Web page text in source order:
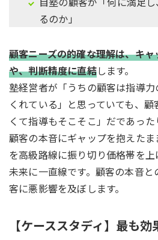
るのか」
顧客ニーズの的確な理解は、キ
や、判断精度に直結します。
塾経営者が「うちの顧客は指導
くれている」と思っていても、
くて指導もそこそこ」だであっ
顧客の本音にギャップを抱えた
を高級路線に振り切り価格帯を
未来に一直線です。顧客の本音
客に悪影響を及ぼします。
【ケーススタディ】最も